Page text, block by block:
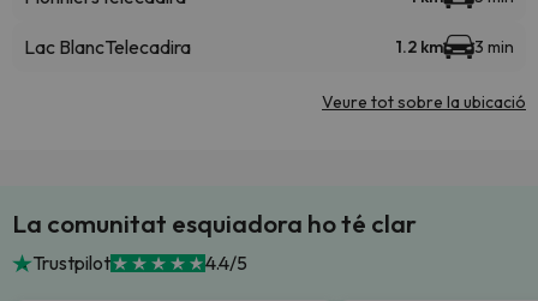
Lac BlancTelecadira 1.2 km 3 min
Veure tot sobre la ubicació
La comunitat esquiadora ho té clar
Trustpilot 4.4/5